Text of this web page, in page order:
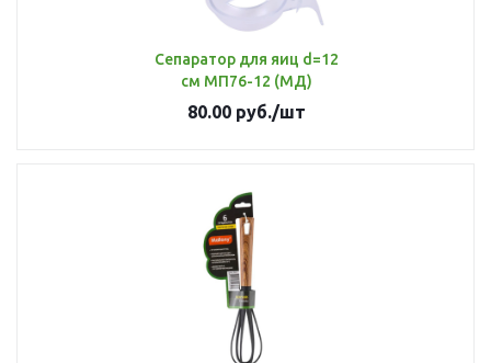
Сепаратор для яиц d=12
см МП76-12 (МД)
80.00руб./шт